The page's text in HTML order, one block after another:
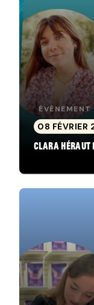
ÉVÈNEMENT
08 FÉVRIER
Clara Héraut